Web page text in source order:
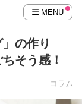
MENU
の作り
そう感！
コラム